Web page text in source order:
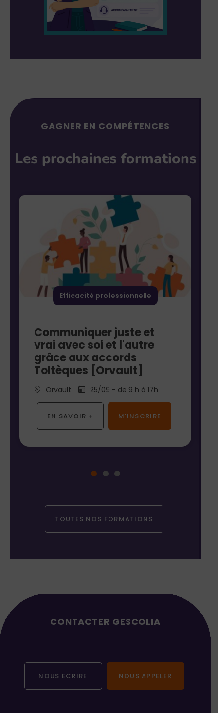
GAGNER EN COMPÉTENCES
Les prochaines formations
Efficacité professionnelle
Communiquer juste et
vrai avec soi et l'autre
grâce aux accords
Toltèques [Orvault]
Orvault 25/09 - de 9 h à 17h
EN SAVOIR + M'INSCRIRE
TOUTES NOS FORMATIONS
CONTACTER GESCOLIA
NOUS ÉCRIRE NOUS APPELER